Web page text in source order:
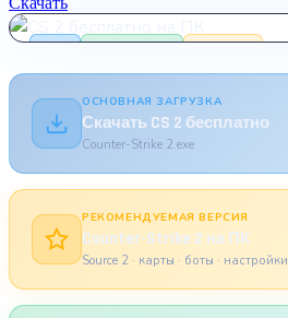
Онлайн и боты
ОСНОВНАЯ ЗАГРУЗКА
Скачать CS 2 бесплатно
Counter-Strike 2.exe
РЕКОМЕНДУЕМАЯ ВЕРСИЯ
Counter-Strike 2 на ПК
Source 2 · карты · боты · настройки